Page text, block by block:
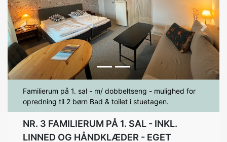
Previous Next
Familierum på 1. sal - m/ dobbeltseng - mulighed for
opredning til 2 børn Bad & toilet i stuetagen.
NR. 3 FAMILIERUM PÅ 1. SAL - INKL.
LINNED OG HÅNDKLÆDER - EGET